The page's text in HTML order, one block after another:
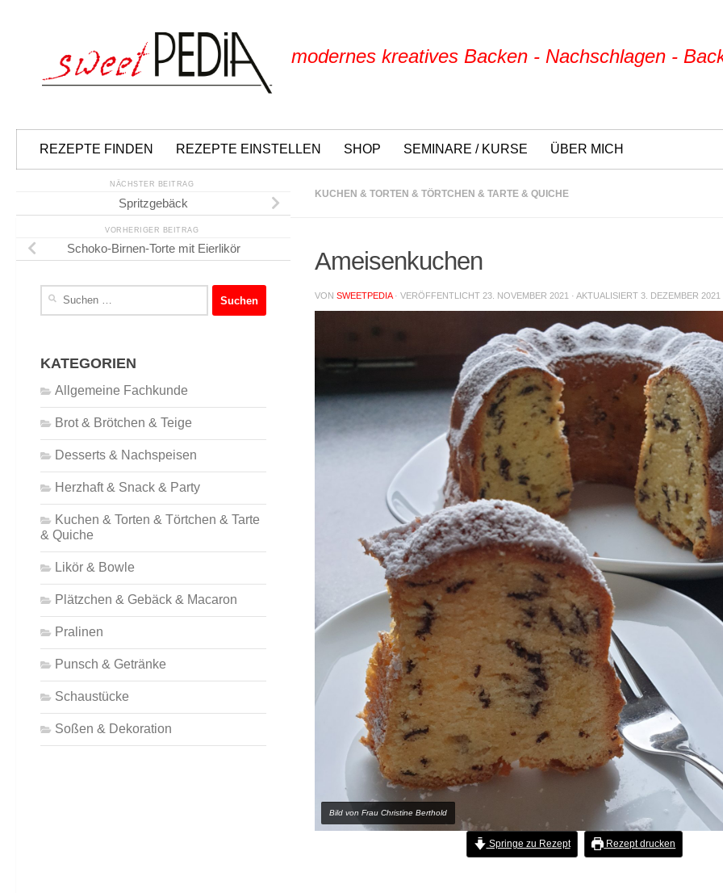
modernes kreatives Backen - Nachschlagen -
REZEPTE FINDEN REZEPTE EINSTELLEN SHOP SEMINARE / KURSE ÜBER MICH
KUCHEN & TORTEN & TÖRTCHEN & TARTE & QUICHE
Ameisenkuchen
VON SWEETPEDIA · VERÖFFENTLICHT 23. NOVEMBER 2021 · AKTUALISIERT 3. DEZEMBER 2021
Bild von Frau Christine Berthold
Springe zu Rezept Rezept drucken
NÄCHSTER BEITRAG
Spritzgebäck
VORHERIGER BEITRAG
Schoko-Birnen-Torte mit Eierlikör
KATEGORIEN
Allgemeine Fachkunde
Brot & Brötchen & Teige
Desserts & Nachspeisen
Herzhaft & Snack & Party
Kuchen & Torten & Törtchen & Tarte
& Quiche
Likör & Bowle
Plätzchen & Gebäck & Macaron
Pralinen
Punsch & Getränke
Schaustücke
Soßen & Dekoration